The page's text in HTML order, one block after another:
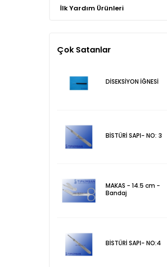
İlk Yardım Ürünleri
Çok Satanlar
DİSEKSİYON İĞNESİ
BİSTÜRİ SAPI- NO: 3
MAKAS - 14.5 cm -
Bandaj
BİSTÜRİ SAPI- NO:4